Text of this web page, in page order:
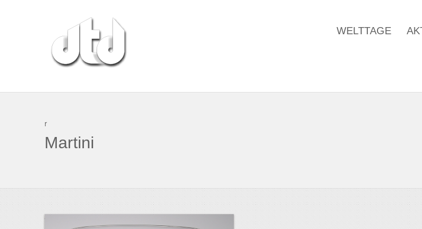
WELTTAGE
r
Martini